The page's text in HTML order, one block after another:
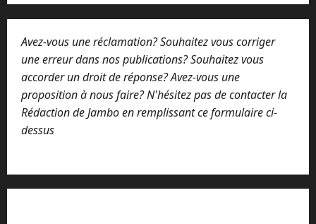
Avez-vous une réclamation? Souhaitez vous corriger
une erreur dans nos publications? Souhaitez vous
accorder un droit de réponse? Avez-vous une
proposition à nous faire? N'hésitez pas de contacter la
Rédaction de Jambo en remplissant ce formulaire ci-
dessus